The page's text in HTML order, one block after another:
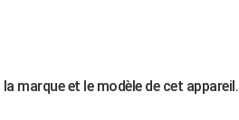
marque et le modèle de cet appareil.